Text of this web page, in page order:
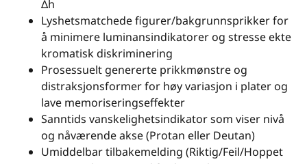
Δh
Lyshetsmatchede figurer/bakgrunnsprikker for
å minimere luminansindikatorer og stresse ekte
kromatisk diskriminering
Prosessuelt genererte prikkmønstre og
distraksjonsformer for høy variasjon i plater og
lave memoriseringseffekter
Sanntids vanskelighetsindikator som viser nivå
og nåværende akse (Protan eller Deutan)
Umiddelbar tilbakemelding (Riktig/Feil/Hoppet